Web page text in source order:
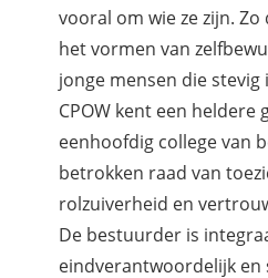
vooral om wie ze zijn. Zo
het vormen van
jonge mensen die stevig
CPOW kent een heldere
eenhoofdig college van
betrokken raad van
rolzuiverheid en
De bestuurder is
eindverantwoordelijk